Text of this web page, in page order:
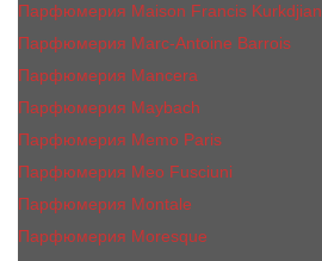
Парфюмерия Maison Francis Kurkdjian
Парфюмерия Marc-Antoine Barrois
Парфюмерия Mancera
Парфюмерия Maybach
Парфюмерия Memo Paris
Парфюмерия Meo Fusciuni
Парфюмерия Montale
Парфюмерия Moresque